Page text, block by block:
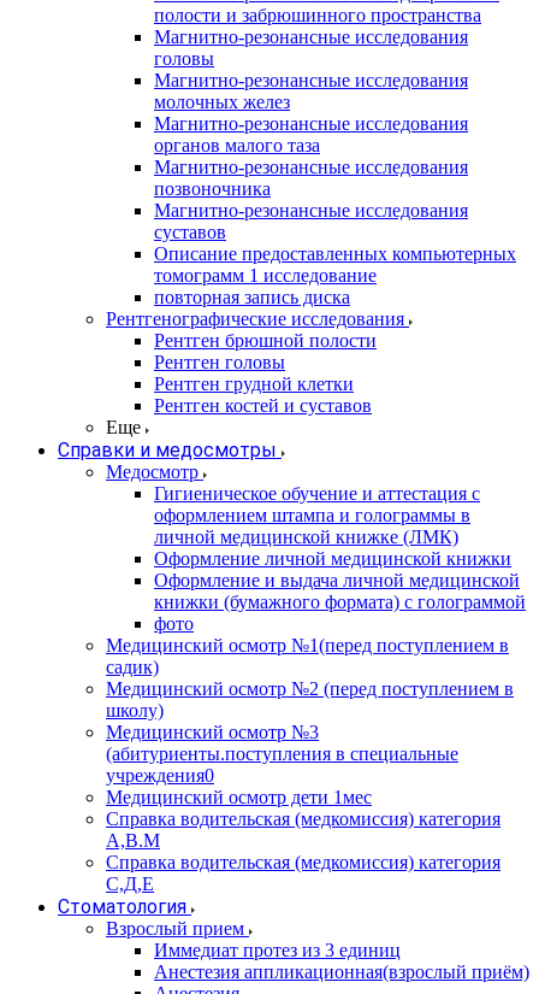
полости и забрюшинного пространства
Магнитно-резонансные исследования
головы
Магнитно-резонансные исследования
молочных желез
Магнитно-резонансные исследования
органов малого таза
Магнитно-резонансные исследования
позвоночника
Магнитно-резонансные исследования
суставов
Описание предоставленных компьютерных
томограмм 1 исследование
повторная запись диска
Рентгенографические исследования
Рентген брюшной полости
Рентген головы
Рентген грудной клетки
Рентген костей и суставов
Еще
Справки и медосмотры
Медосмотр
Гигиеническое обучение и аттестация с
оформлением штампа и голограммы в
личной медицинской книжке (ЛМК)
Оформление личной медицинской книжки
Оформление и выдача личной медицинской
книжки (бумажного формата) с голограммой
фото
Медицинский осмотр №1(перед поступлением в
садик)
Медицинский осмотр №2 (перед поступлением в
школу)
Медицинский осмотр №3
(абитуриенты.поступления в специальные
учреждения0
Медицинский осмотр дети 1мес
Справка водительская (медкомиссия) категория
А,В.М
Справка водительская (медкомиссия) категория
С,Д,Е
Стоматология
Взрослый прием
Иммедиат протез из 3 единиц
Анестезия аппликационная(взрослый приём)